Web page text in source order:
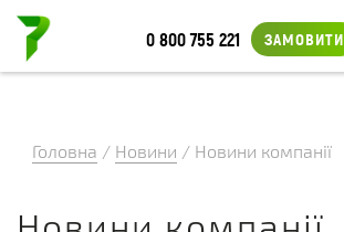
0 800 755 221 ЗАМОВИТИ
Головна / Новини / Новини компанії